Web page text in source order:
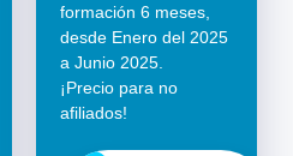
formación 6 meses,
desde Enero del 2025
a Junio 2025.
¡Precio para no
afiliados!